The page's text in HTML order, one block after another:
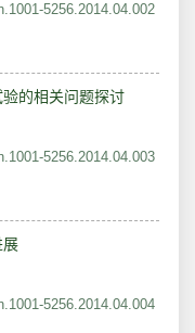
5256.2014.04.002
的相关问题探讨
5256.2014.04.003
展
5256.2014.04.004